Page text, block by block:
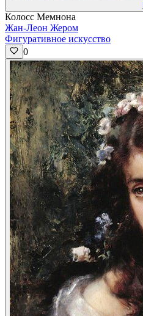
Колосс Мемнона
Жан-Леон Жером
Фигуративное искусство
0